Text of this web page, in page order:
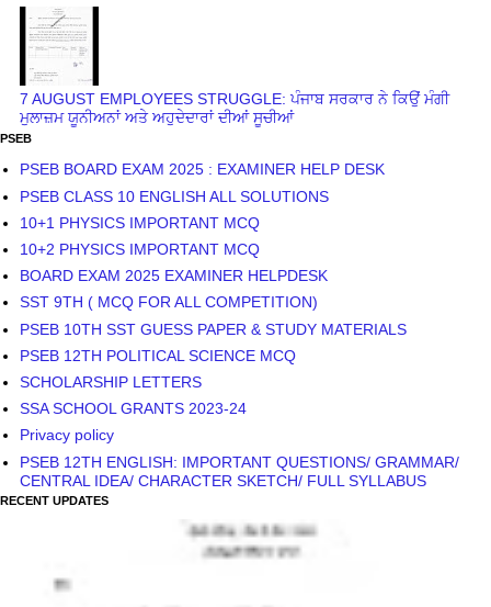
7 AUGUST EMPLOYEES STRUGGLE: ਪੰਜਾਬ ਸਰਕਾਰ ਨੇ ਕਿਉਂ ਮੰਗੀ
ਮੁਲਾਜ਼ਮ ਯੂਨੀਅਨਾਂ ਅਤੇ ਅਹੁਦੇਦਾਰਾਂ ਦੀਆਂ ਸੂਚੀਆਂ
PSEB
PSEB BOARD EXAM 2025 : EXAMINER HELP DESK
PSEB CLASS 10 ENGLISH ALL SOLUTIONS
10+1 PHYSICS IMPORTANT MCQ
10+2 PHYSICS IMPORTANT MCQ
BOARD EXAM 2025 EXAMINER HELPDESK
SST 9TH ( MCQ FOR ALL COMPETITION)
PSEB 10TH SST GUESS PAPER & STUDY MATERIALS
PSEB 12TH POLITICAL SCIENCE MCQ
SCHOLARSHIP LETTERS
SSA SCHOOL GRANTS 2023-24
Privacy policy
PSEB 12TH ENGLISH: IMPORTANT QUESTIONS/ GRAMMAR/
CENTRAL IDEA/ CHARACTER SKETCH/ FULL SYLLABUS
RECENT UPDATES